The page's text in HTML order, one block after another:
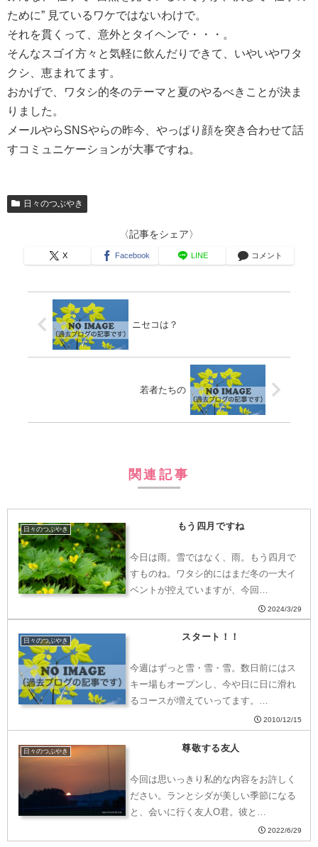
ために” 見ているワケではないわけで。
それを貫くって、意外とタイヘンで・・・。
そんなスゴイ方々と気軽に飲んだりできて、いやいやワタ
クシ、恵まれてます。
おかげで、ワタシ的冬のテーマと夏のやるべきことが決ま
りました。
メールやらSNSやらの昨今、やっぱり顔を突き合わせて話
すコミュニケーションが大事ですね。
日々のつぶやき
〈記事をシェア〉
X Facebook LINE コメント
ニセコは？
若者たちの
関連記事
日々のつぶやき もう四月ですね
今日は雨。雪ではなく、雨。もう四月で
すものね。ワタシ的にはまだ冬の一大イ
ベントが控えていますが、今回…
2024/3/29
日々のつぶやき スタート！！
今週はずっと雪・雪・雪。数日前にはス
キー場もオープンし、今や日に日に滑れ
るコースが増えていってます。…
2010/12/15
日々のつぶやき 尊敬する友人
今回は思いっきり私的な内容をお許しく
ださい。ランとシダが美しい季節になる
と、会いに行く友人O君。彼と…
2022/6/29